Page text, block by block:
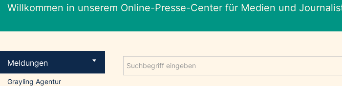
Willkommen in unserem Online-Presse-Center für Medien und
Meldungen
Grayling Agentur